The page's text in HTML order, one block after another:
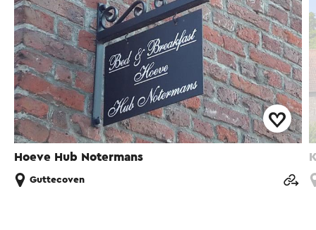
Hoeve Hub Notermans
Guttecoven